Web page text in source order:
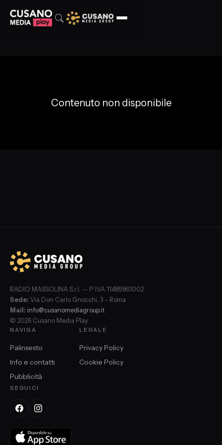
Contenuto non disponibile
RADIO MASSOLINA S.r.l. — P. IVA 11489861002
Sede: Via Don Carlo Gnocchi, 3 – Roma
Mail: info@cusanomediagroup.it
© 2026 Cusano Media Play
NAVIGA
Palinsesto
Info e contatti
Pubblicità
LEGALE
Privacy Policy
Cookie Policy
SEGUICI